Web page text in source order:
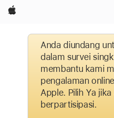
Apple
Anda diundang
dalam survei
membantu kami
pengalaman
Apple. Pilih Ya
berpartisipasi.